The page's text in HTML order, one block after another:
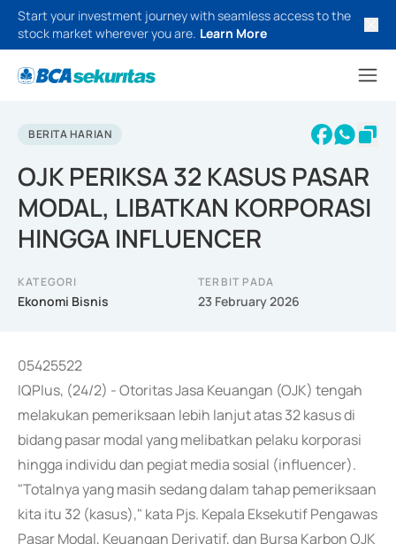
Start your investment journey with seamless access to the
stock market wherever you are. Learn More
BERITA HARIAN
OJK PERIKSA 32 KASUS PASAR
MODAL, LIBATKAN KORPORASI
HINGGA INFLUENCER
KATEGORI
Ekonomi Bisnis
TERBIT PADA
23 February 2026
05425522
IQPlus, (24/2) - Otoritas Jasa Keuangan (OJK) tengah
melakukan pemeriksaan lebih lanjut atas 32 kasus di
bidang pasar modal yang melibatkan pelaku korporasi
hingga individu dan pegiat media sosial (influencer).
"Totalnya yang masih sedang dalam tahap pemeriksaan
kita itu 32 (kasus)," kata Pjs. Kepala Eksekutif Pengawas
Pasar Modal, Keuangan Derivatif, dan Bursa Karbon OJK